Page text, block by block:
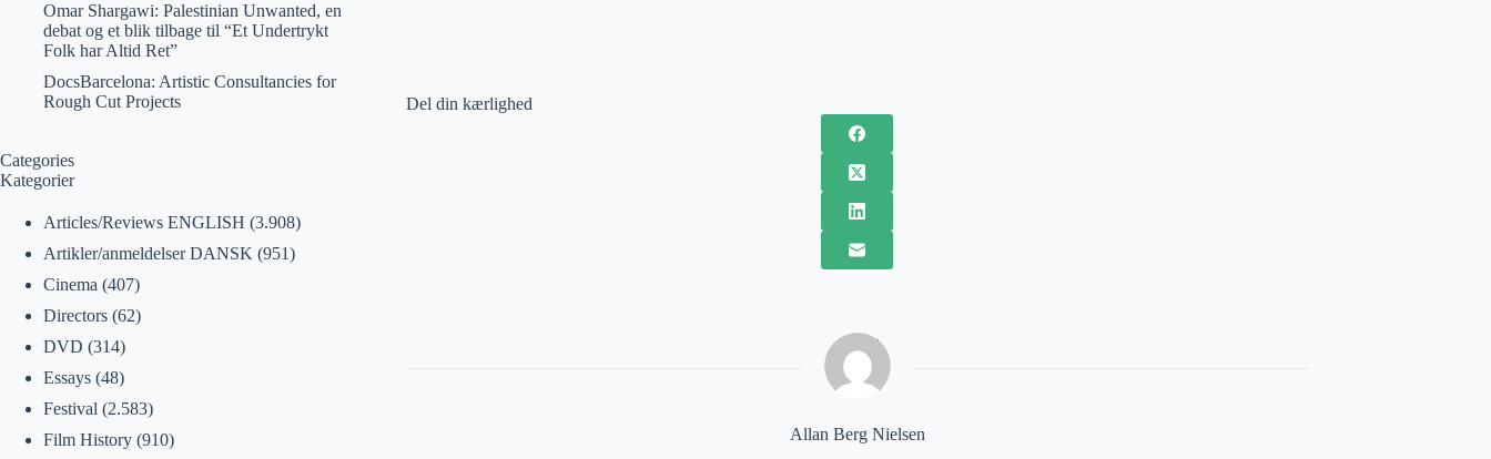
Del din kærlighed
Allan Berg Nielsen
Omar Shargawi: Palestinian Unwanted, en
debat og et blik tilbage til “Et Undertrykt
Folk har Altid Ret”
DocsBarcelona: Artistic Consultancies for
Rough Cut Projects
Categories
Kategorier
Articles/Reviews ENGLISH (3.908)
Artikler/anmeldelser DANSK (951)
Cinema (407)
Directors(62)
DVD (314)
Essays(48)
Festival (2.583)
Film History(910)